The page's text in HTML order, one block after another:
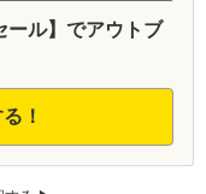
ル】でアウトブ
！